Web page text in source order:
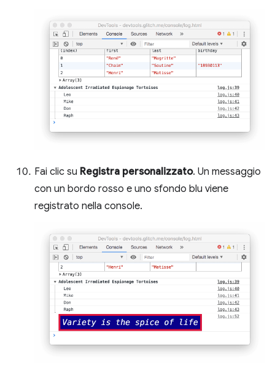
Fai clic su Registra personalizzato. Un messaggio
con un bordo rosso e uno sfondo blu viene
registrato nella console.